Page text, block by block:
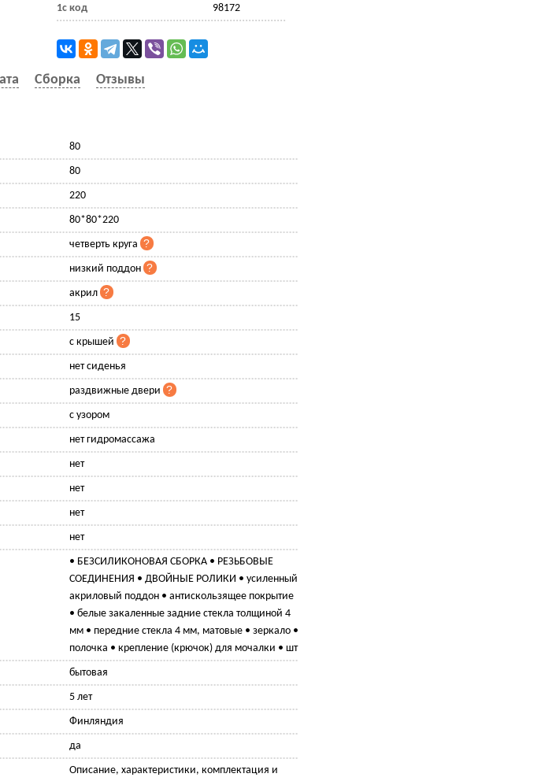
1с код 98172
Сборка Отзывы
80
80
220
80*80*220
четверть круга
низкий поддон
акрил
15
с крышей
нет сиденья
раздвижные двери
с узором
нет гидромассажа
нет
нет
нет
нет
• БЕЗСИЛИКОНОВАЯ СБОРКА • РЕЗЬБОВЫЕ
СОЕДИНЕНИЯ • ДВОЙНЫЕ РОЛИКИ • усиленный
акриловый поддон • антискользящее покрытие
• белые закаленные задние стекла толщиной 4
мм • передние стекла 4 мм, матовые • зеркало •
полочка • крепление (крючок) для мочалки • шт
бытовая
5 лет
Финляндия
да
Описание, характеристики, комплектация и